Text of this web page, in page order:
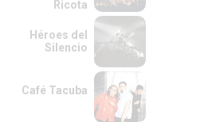
Ricota
Héroes del
Silencio
Café Tacuba